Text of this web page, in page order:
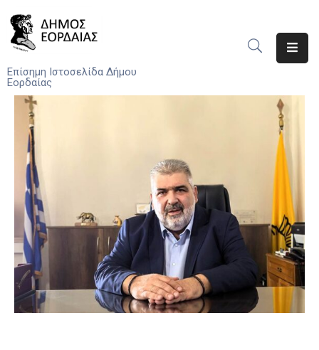
Επίσημη Ιστοσελίδα Δήμου
Εορδαίας
Ο
Δήμος
Νέα
Υπηρεσίες
Του
Δήμου
Προσκλήσεις
Αποφάσεις
Τηλέφωνα